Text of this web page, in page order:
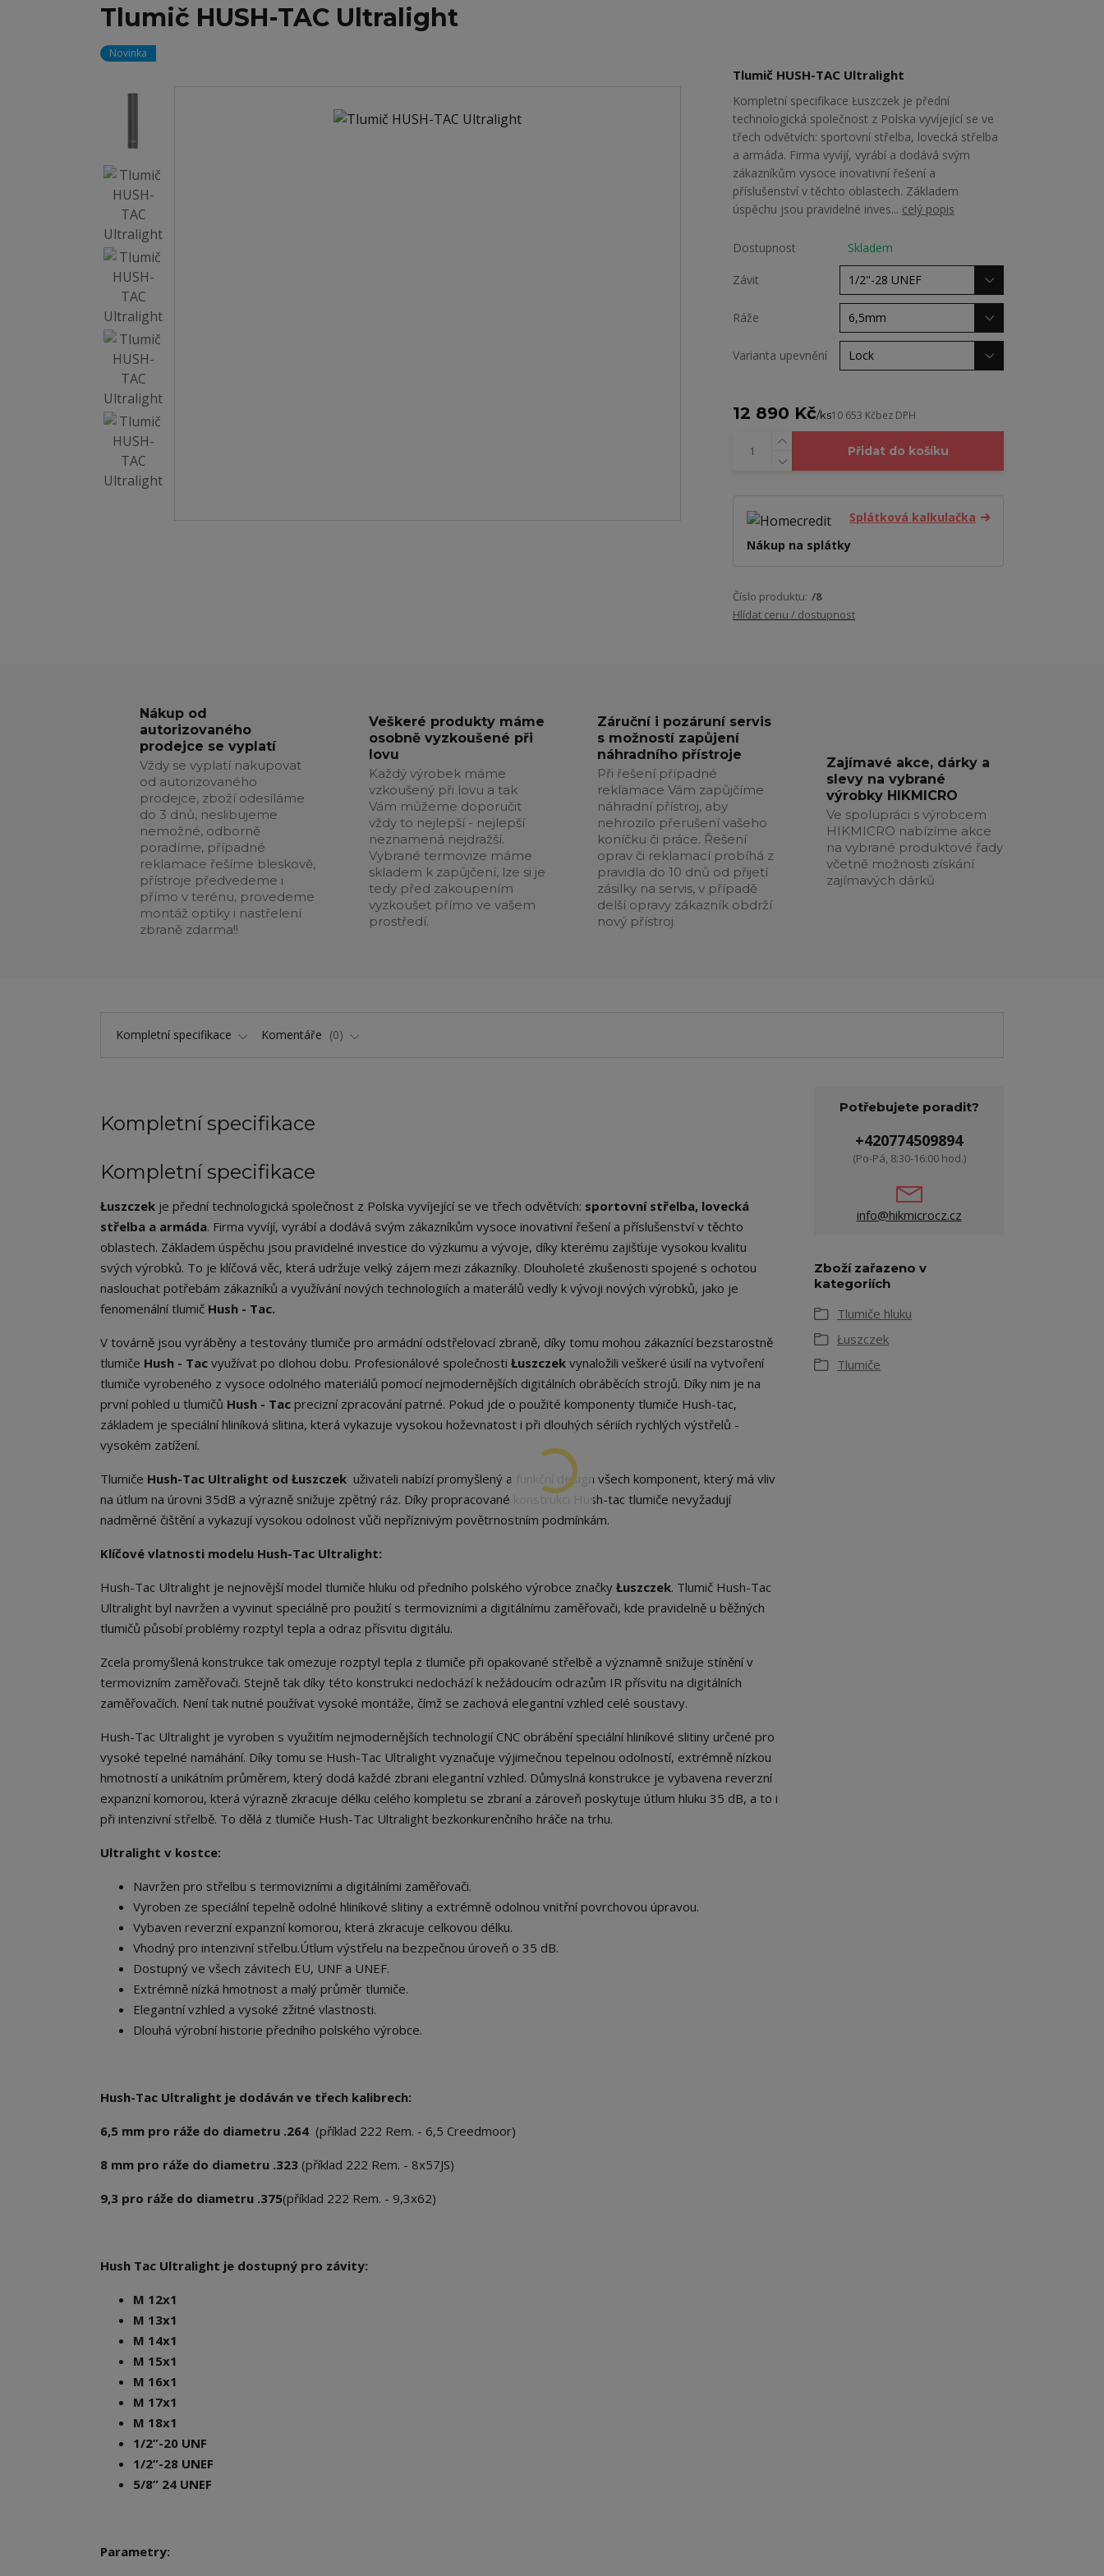
Tlumič HUSH-TAC Ultralight
Novinka
Tlumič HUSH-TAC Ultralight
Kompletní specifikace Łuszczek je přední
technologická společnost z Polska vyvíjející se ve
třech odvětvích: sportovní střelba, lovecká střelba
a armáda. Firma vyvíjí, vyrábí a dodává svým
zákazníkům vysoce inovativní řešení a
příslušenství v těchto oblastech. Základem
úspěchu jsou pravidelné inves... celý popis
Dostupnost Skladem
Závit
Ráže
Varianta upevnění
12 890 Kč/ks10 653 Kčbez DPH
Přidat do košíku
Splátková kalkulačka
Nákup na splátky
Číslo produktu: /8
Hlídat cenu / dostupnost
Nákup od
autorizovaného
prodejce se vyplatí
Vždy se vyplatí nakupovat
od autorizovaného
prodejce, zboží odesíláme
do 3 dnů, neslibujeme
nemožné, odborně
poradíme, případné
reklamace řešíme bleskově,
přístroje předvedeme i
přímo v terénu, provedeme
montáž optiky i nastřelení
zbraně zdarma!!
Veškeré produkty máme
osobně vyzkoušené při
lovu
Každý výrobek máme
vzkoušený při lovu a tak
Vám můžeme doporučit
vždy to nejlepší - nejlepší
neznamená nejdražší.
Vybrané termovize máme
skladem k zapůjčení, lze si je
tedy před zakoupením
vyzkoušet přímo ve vašem
prostředí.
Záruční i pozáruní servis
s možností zapůjení
náhradního přístroje
Při řešení případné
reklamace Vám zapůjčíme
náhradní přístroj, aby
nehrozilo přerušení vašeho
koníčku či práce. Řešení
oprav či reklamací probíhá z
pravidla do 10 dnů od přijetí
zásilky na servis, v případě
delší opravy zákazník obdrží
nový přístroj
Zajímavé akce, dárky a
slevy na vybrané
výrobky HIKMICRO
Ve spolupráci s výrobcem
HIKMICRO nabízíme akce
na vybrané produktové řady
včetně možnosti získání
zajímavých dárků
Kompletní specifikace Komentáře 0
Kompletní specifikace
Kompletní specifikace
Łuszczek je přední technologická společnost z Polska vyvíjející se ve třech odvětvích: sportovní střelba, lovecká
střelba a armáda. Firma vyvíjí, vyrábí a dodává svým zákazníkům vysoce inovativní řešení a příslušenství v těchto
oblastech. Základem úspěchu jsou pravidelné investice do výzkumu a vývoje, díky kterému zajišťuje vysokou kvalitu
svých výrobků. To je klíčová věc, která udržuje velký zájem mezi zákazníky. Dlouholeté zkušenosti spojené s ochotou
naslouchat potřebám zákazníků a využívání nových technologiích a materálů vedly k vývoji nových výrobků, jako je
fenomenální tlumič Hush - Tac.
V továrně jsou vyráběny a testovány tlumiče pro armádní odstřelovací zbraně, díky tomu mohou zákaznící bezstarostně
tlumiče Hush - Tac využívat po dlohou dobu. Profesionálové společnosti Łuszczek vynaložili veškeré úsilí na vytvoření
tlumiče vyrobeného z vysoce odolného materiálů pomocí nejmodernějších digitálních obráběcích strojů. Díky nim je na
první pohled u tlumičů Hush - Tac precizní zpracování patrné. Pokud jde o použité komponenty tlumiče Hush-tac,
základem je speciální hliníková slitina, která vykazuje vysokou hoževnatost i při dlouhých sériích rychlých výstřelů -
vysokém zatížení.
Tlumiče Hush-Tac Ultralight od Łuszczek uživateli nabízí promyšlený a funkční design všech komponent, který má vliv
na útlum na úrovni 35dB a výrazně snižuje zpětný ráz. Díky propracované konstrukci Hush-tac tlumiče nevyžadují
nadměrné čištění a vykazují vysokou odolnost vůči nepříznivým povětrnostním podmínkám.
Klíčové vlatnosti modelu Hush-Tac Ultralight:
Hush-Tac Ultralight je nejnovější model tlumiče hluku od předního polského výrobce značky Łuszczek. Tlumič Hush-Tac
Ultralight byl navržen a vyvinut speciálně pro použití s termovizními a digitálnímu zaměřovači, kde pravidelně u běžných
tlumičů působí problémy rozptyl tepla a odraz přísvitu digitálu.
Zcela promyšlená konstrukce tak omezuje rozptyl tepla z tlumiče při opakované střelbě a významně snižuje stínění v
termovizním zaměřovači. Stejně tak díky této konstrukci nedochází k nežádoucím odrazům IR přísvitu na digitálních
zaměřovačích. Není tak nutné používat vysoké montáže, čímž se zachová elegantní vzhled celé soustavy.
Hush-Tac Ultralight je vyroben s využitím nejmodernějších technologií CNC obrábění speciální hliníkové slitiny určené pro
vysoké tepelné namáhání. Díky tomu se Hush-Tac Ultralight vyznačuje výjimečnou tepelnou odolností, extrémně nízkou
hmotností a unikátním průměrem, který dodá každé zbrani elegantní vzhled. Důmyslná konstrukce je vybavena reverzní
expanzní komorou, která výrazně zkracuje délku celého kompletu se zbraní a zároveň poskytuje útlum hluku 35 dB, a to i
při intenzivní střelbě. To dělá z tlumiče Hush-Tac Ultralight bezkonkurenčního hráče na trhu.
Ultralight v kostce:
Navržen pro střelbu s termovizními a digitálními zaměřovači.
Vyroben ze speciální tepelně odolné hliníkové slitiny a extrémně odolnou vnitřní povrchovou úpravou.
Vybaven reverzní expanzní komorou, která zkracuje celkovou délku.
Vhodný pro intenzivní střelbu.Útlum výstřelu na bezpečnou úroveň o 35 dB.
Dostupný ve všech závitech EU, UNF a UNEF.
Extrémně nízká hmotnost a malý průměr tlumiče.
Elegantní vzhled a vysoké zžitné vlastnosti.
Dlouhá výrobní historie předního polského výrobce.
Hush-Tac Ultralight je dodáván ve třech kalibrech:
6,5 mm pro ráže do diametru .264 (příklad 222 Rem. - 6,5 Creedmoor)
8 mm pro ráže do diametru .323 (příklad 222 Rem. - 8x57JS)
9,3 pro ráže do diametru .375(příklad 222 Rem. - 9,3x62)
Hush Tac Ultralight je dostupný pro závity:
M 12x1
M 13x1
M 14x1
M 15x1
M 16x1
M 17x1
M 18x1
1/2”-20 UNF
1/2”-28 UNEF
5/8” 24 UNEF
Parametry:
Potřebujete poradit?
+420774509894
(Po-Pá, 8:30-16:00 hod.)
info@hikmicrocz.cz
Zboží zařazeno v
kategoriích
Tlumiče hluku
Łuszczek
Tlumiče